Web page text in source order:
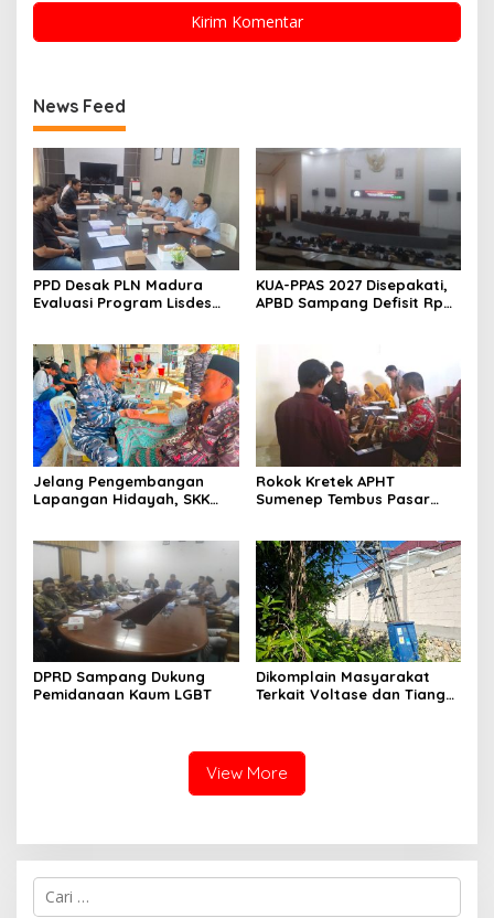
News Feed
PPD Desak PLN Madura
Evaluasi Program Lisdes
KUA-PPAS 2027 Disepakati,
APBD Sampang Defisit Rp
Jelang Pengembangan
Lapangan Hidayah, SKK
Nelayan Sampang
Rokok Kretek APHT
Sumenep Tembus Pasar
DPRD Sampang Dukung
Pemidanaan Kaum LGBT
Dikomplain Masyarakat
Terkait Voltase dan Tiang
View More
Cari
untuk: